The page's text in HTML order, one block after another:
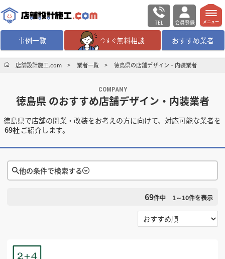
TEL 会員登録
事例一覧 今すぐ無料相談 おすすめ業者
無料相談 ログイン／会員登録
デザイン設計・施工 業者を探す
店舗・商業施設の施工事例を探す
マッチング案件一覧
店舗設計施工.comとは
メニュー
店舗設計施工.com 業者一覧 徳島県の店舗デザイン・内装業者
COMPANY
徳島県 のおすすめ店舗デザイン・内装業者
徳島県で店舗の開業・改装をお考えの方に向けて、対応可能な業者を
69社 ご紹介します。
他の条件で検索する
徳島県
69件中 1～10件を表示